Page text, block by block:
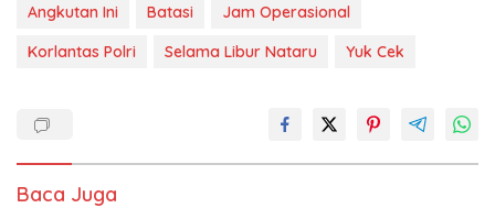
Angkutan Ini Batasi
Jam Operasional
Korlantas Polri
Selama Libur Nataru Yuk Cek
Baca Juga